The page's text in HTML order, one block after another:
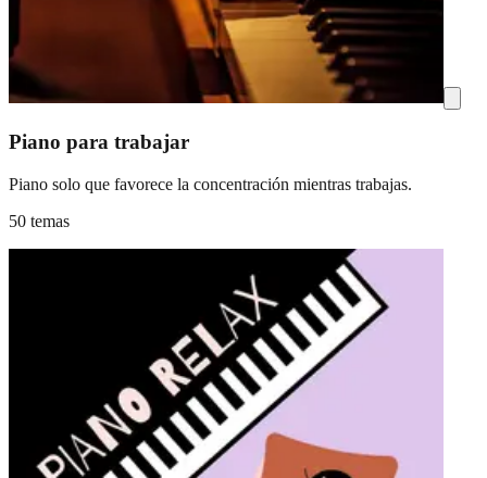
Piano para trabajar
Piano solo que favorece la concentración mientras trabajas.
50 temas